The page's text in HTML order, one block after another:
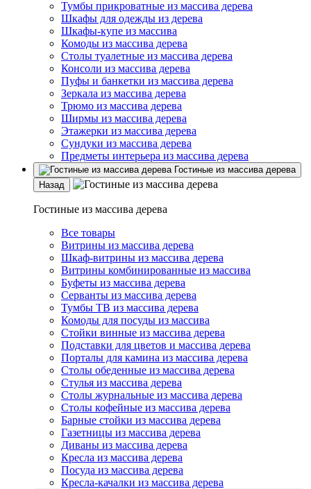
Тумбы прикроватные из массива дерева
Шкафы для одежды из дерева
Шкафы-купе из массива
Комоды из массива дерева
Столы туалетные из массива дерева
Консоли из массива дерева
Пуфы и банкетки из массива дерева
Зеркала из массива дерева
Трюмо из массива дерева
Ширмы из массива дерева
Этажерки из массива дерева
Сундуки из массива дерева
Предметы интерьера из массива дерева
Гостиные из массива дерева
Назад
Гостиные из массива дерева
Все товары
Витрины из массива дерева
Шкаф-витрины из массива дерева
Витрины комбинированные из массива
Буфеты из массива дерева
Серванты из массива дерева
Тумбы ТВ из массива дерева
Комоды для посуды из массива
Стойки винные из массива дерева
Подставки для цветов и массива дерева
Порталы для камина из массива дерева
Столы обеденные из массива дерева
Стулья из массива дерева
Столы журнальные из массива дерева
Столы кофейные из массива дерева
Барные стойки из массива дерева
Газетницы из массива дерева
Диваны из массива дерева
Кресла из массива дерева
Посуда из массива дерева
Кресла-качалки из массива дерева